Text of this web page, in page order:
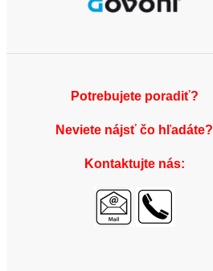
Potrebujete poradiť?
Neviete nájsť čo hľadáte?
Kontaktujte nás: